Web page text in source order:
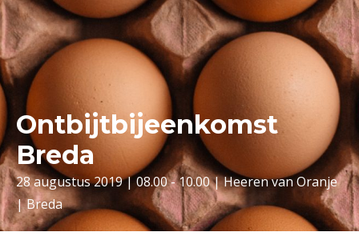
Ontbijtbijeenkomst
Breda
28 augustus 2019 | 08.00 - 10.00 | Heeren van Oranje
| Breda